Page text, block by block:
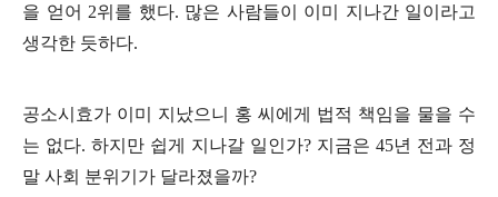
을 얻어 2위를 했다. 많은 사람들이 이미 지나간 일이라고
생각한 듯하다.
공소시효가 이미 지났으니 홍 씨에게 법적 책임을 물을 수
는 없다. 하지만 쉽게 지나갈 일인가? 지금은 45년 전과 정
말 사회 분위기가 달라졌을까?